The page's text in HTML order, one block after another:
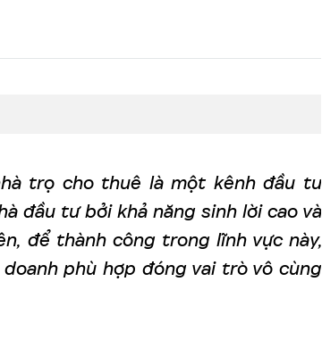
trọ cho thuê là một kênh đầu tư
đầu tư bởi khả năng sinh lời cao và
để thành công trong lĩnh vực này,
phù hợp đóng vai trò vô cùng